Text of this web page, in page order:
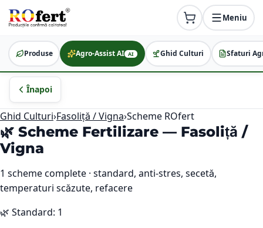
Meniu
Produse Agro-Assist AI AI Ghid Culturi Sfaturi
Înapoi
Ghid Culturi›Fasoliță / Vigna›Scheme ROfert
🌿 Scheme Fertilizare — Fasoliță /
Vigna
1 scheme complete · standard, anti-stres, secetă,
temperaturi scăzute, refacere
🌿 Standard: 1